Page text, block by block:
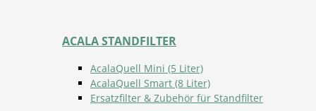
ACALA STANDFILTER
AcalaQuell Mini (5 Liter)
AcalaQuell Smart (8 Liter)
Ersatzfilter & Zubehör für Standfilter